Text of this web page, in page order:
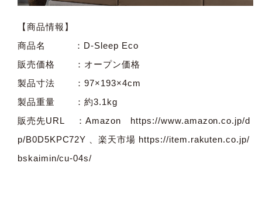
【商品情報】
商品名 ：D-Sleep Eco
販売価格 ：オープン価格
製品寸法 ：97×193×4cm
製品重量 ：約3.1kg
販売先URL ：Amazon https://www.amazon.co.jp/d
p/B0D5KPC72Y 、楽天市場 https://item.rakuten.co.jp/
bskaimin/cu-04s/